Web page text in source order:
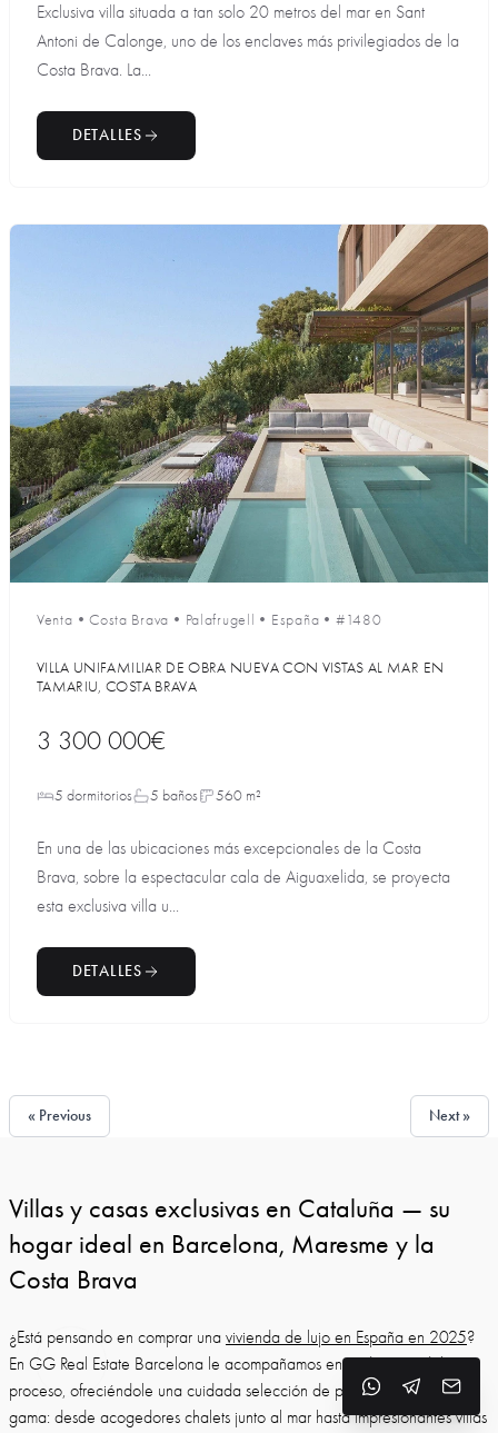
Exclusiva villa situada a tan solo 20 metros del mar en Sant
Antoni de Calonge, uno de los enclaves más privilegiados de la
Costa Brava. La...
DETALLES
Venta •Costa Brava • Palafrugell • España • #1480
VILLA UNIFAMILIAR DE OBRA NUEVA CON VISTAS AL MAR EN
TAMARIU, COSTA BRAVA
3 300 000€
5 dormitorios 5 baños 560 m²
En una de las ubicaciones más excepcionales de la Costa
Brava, sobre la espectacular cala de Aiguaxelida, se proyecta
esta exclusiva villa u...
DETALLES
« Previous Next »
Villas y casas exclusivas en Cataluña — su
hogar ideal en Barcelona, Maresme y la
Costa Brava
¿Está pensando en comprar una vivienda de lujo en España en 2025?
En GG Real Estate Barcelona le acompañamos en cada paso del
proceso, ofreciéndole una cuidada selección de propiedades de alta
gama: desde acogedores chalets junto al mar hasta impresionantes villas